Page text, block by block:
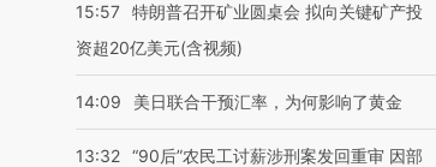
15:57 特朗普召开矿业圆桌会 拟向关键矿产投
资超20亿美元(含视频)
14:09 美日联合干预汇率，为何影响了黄金
13:32 “90后”农民工讨薪涉刑案发回重审 因部